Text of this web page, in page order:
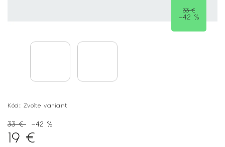
33 €
–42 %
Kód: Zvoľte variant
33 € –42 %
19 €